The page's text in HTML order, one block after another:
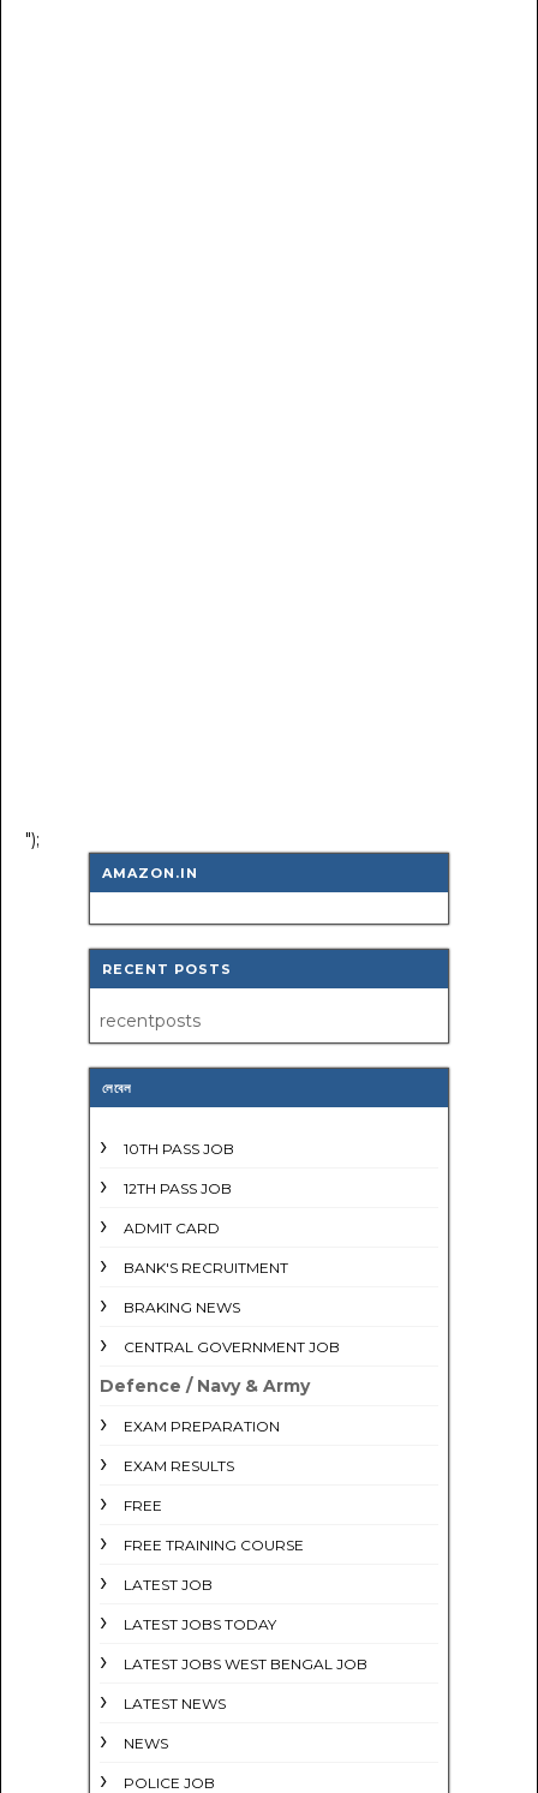
");
AMAZON.IN
RECENT POSTS
recentposts
লেবেল
10TH PASS JOB
12TH PASS JOB
ADMIT CARD
BANK'S RECRUITMENT
BRAKING NEWS
CENTRAL GOVERNMENT JOB
Defence / Navy & Army
EXAM PREPARATION
EXAM RESULTS
FREE
FREE TRAINING COURSE
LATEST JOB
LATEST JOBS TODAY
LATEST JOBS WEST BENGAL JOB
LATEST NEWS
NEWS
POLICE JOB